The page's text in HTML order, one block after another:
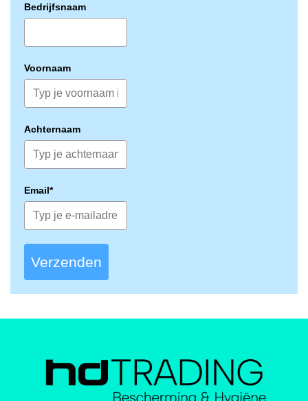
Bedrijfsnaam
Voornaam
Achternaam
Email*
Verzenden